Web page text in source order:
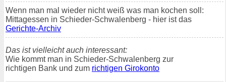
Wenn man mal wieder nicht weiß was man kochen soll:
Mittagessen in Schieder-Schwalenberg - hier ist das
Gerichte-Archiv
Das ist vielleicht auch interessant:
Wie kommt man in Schieder-Schwalenberg zur
richtigen Bank und zum richtigen Girokonto